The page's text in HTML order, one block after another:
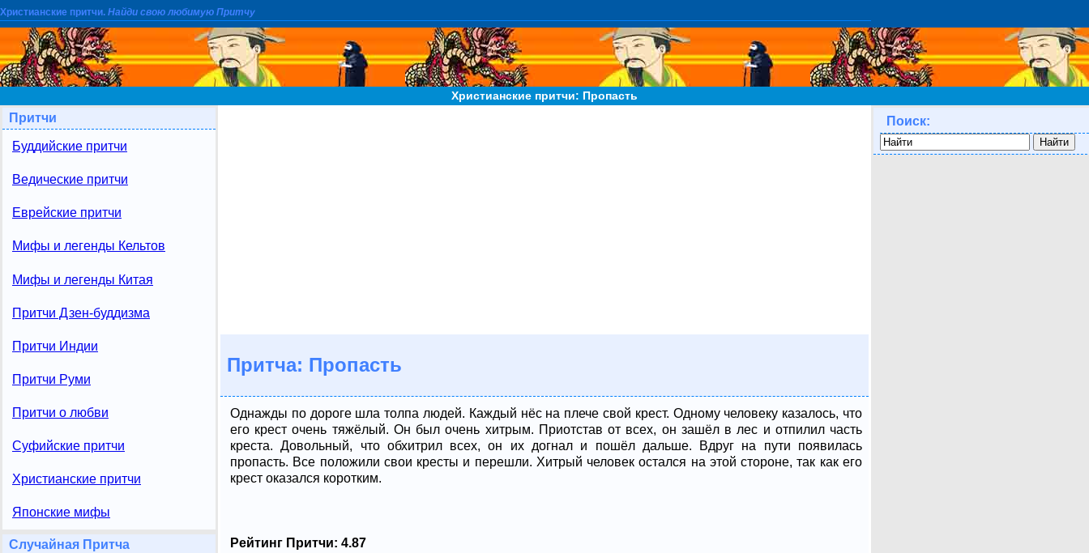
Христианские притчи. Найди свою любимую Притчу
Христианские притчи: Пропасть
Притчи
Буддийские притчи
Ведические притчи
Еврейские притчи
Мифы и легенды Кельтов
Мифы и легенды Китая
Притчи Дзен-буддизма
Притчи Индии
Притчи Руми
Притчи о любви
Суфийские притчи
Христианские притчи
Японские мифы
Случайная Притча
Притча: Пропасть
Однажды по дороге шла толпа людей. Каждый нёс на плече свой крест. Одному человеку казалось, что
его крест очень тяжёлый. Он был очень хитрым. Приотстав от всех, он зашёл в лес и отпилил часть
креста. Довольный, что обхитрил всех, он их догнал и пошёл дальше. Вдруг на пути появилась
пропасть. Все положили свои кресты и перешли. Хитрый человек остался на этой стороне, так как его
крест оказался коротким.
Рейтинг Притчи: 4.87
Поиск: